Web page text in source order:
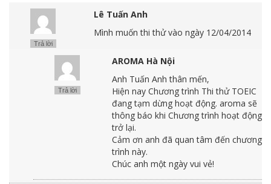
Trả lời
Lê Tuấn Anh
Mình muốn thi thử vào ngày 12/04/2014
Trả lời
AROMA Hà Nội
Anh Tuấn Anh thân mến,
Hiện nay Chương trình Thi thử TOEIC
đang tạm dừng hoạt động. aroma sẽ
thông báo khi Chương trình hoạt động
trở lại.
Cảm ơn anh đã quan tâm đến chương
trình này.
Chúc anh một ngày vui vẻ!